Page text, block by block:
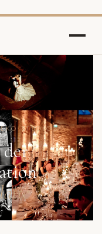
STUDIOS